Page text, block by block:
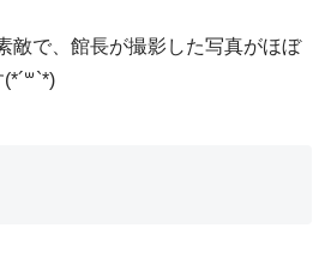
敵で、館長が撮影した写真がほぼ